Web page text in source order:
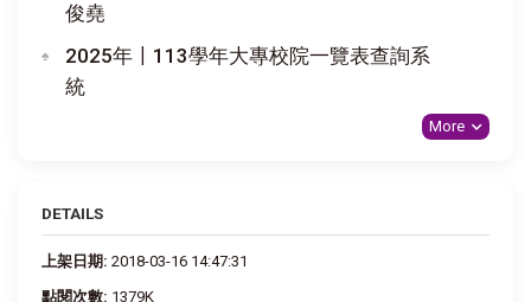
俊堯
2025年〡113學年大專校院一覽表查詢系
統
More
DETAILS
上架日期: 2018-03-16 14:47:31
點閱次數: 1379K